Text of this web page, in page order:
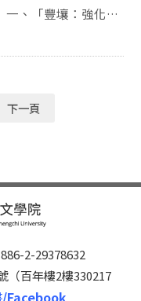
會，主題涵蓋古典
華語文教學創新等
外師生參與，提供
而提高本院的學術能
自越南、韓國、日
時等國家來訪，與本
合作基礎。 此
院選派25名師生前往
頂尖學術機構、參與
接與合作夥伴進行深
夥伴回訪，藉此形成
流的持續性與實質
影響力。
學生出版刊物、6場
講、補助3位老師進
與國内外實習等。
提升本院對學術社
響力，凸顯學院特
下一頁
2-29378632
（百年樓2樓330217
/Facebook